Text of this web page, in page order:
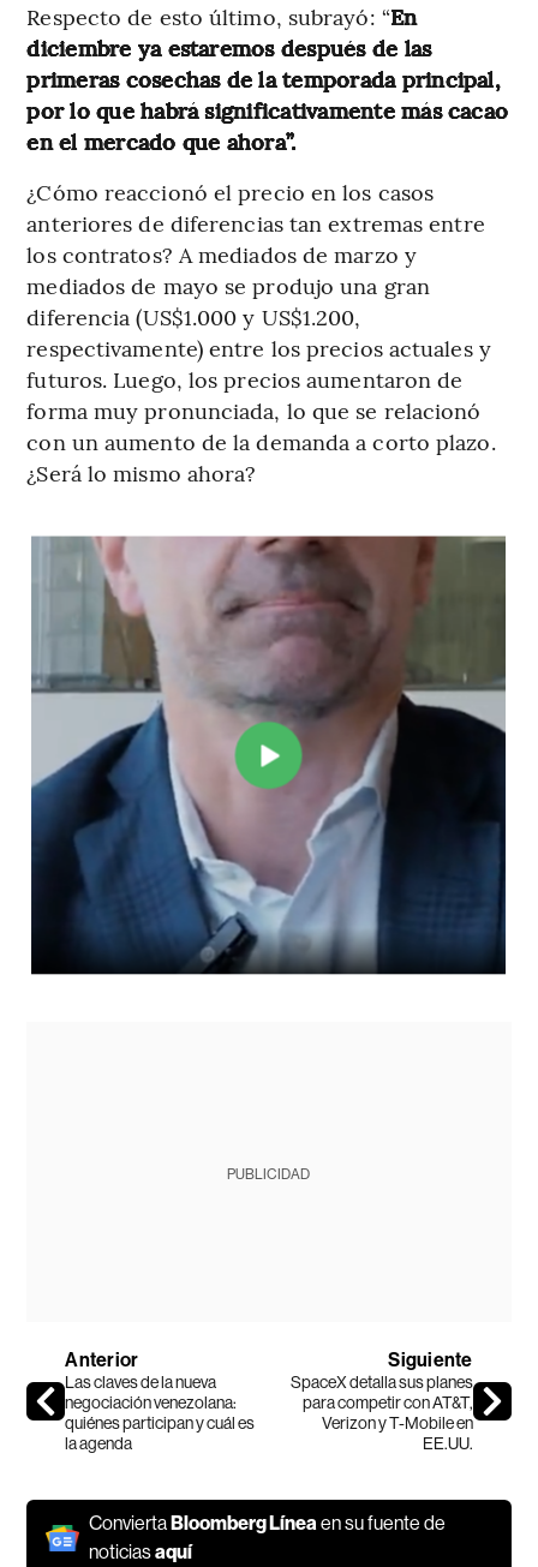
Respecto de esto último, subrayó: “En
diciembre ya estaremos después de las
primeras cosechas de la temporada principal,
por lo que habrá significativamente más cacao
en el mercado que ahora”.
¿Cómo reaccionó el precio en los casos
anteriores de diferencias tan extremas entre
los contratos? A mediados de marzo y
mediados de mayo se produjo una gran
diferencia (US$1.000 y US$1.200,
respectivamente) entre los precios actuales y
futuros. Luego, los precios aumentaron de
forma muy pronunciada, lo que se relacionó
con un aumento de la demanda a corto plazo.
¿Será lo mismo ahora?
PUBLICIDAD
Anterior
Las claves de la nueva
negociación venezolana:
quiénes participan y cuál es
la agenda
Siguiente
SpaceX detalla sus planes
para competir con AT&T,
Verizon y T-Mobile en
EE.UU.
ConviertaBloomberg Líneaen su fuente de
noticiasaquí